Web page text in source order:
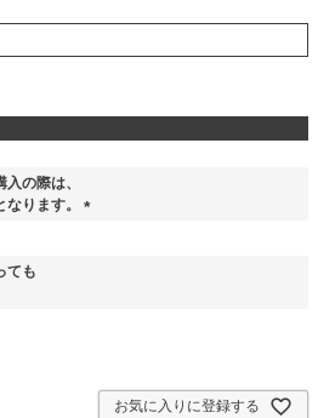
の際は、
ります。
ても
お気に入りに登録する